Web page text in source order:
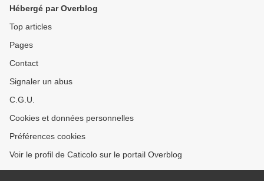
Hébergé par Overblog
Top articles
Pages
Contact
Signaler un abus
C.G.U.
Cookies et données personnelles
Préférences cookies
Voir le profil de Caticolo sur le portail Overblog